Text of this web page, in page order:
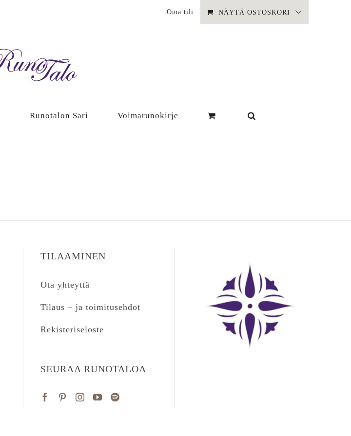
Oma tili NÄYTÄ OSTOSKORI
Runotalon Sari Voimarunokirje
TILAAMINEN
Ota yhteyttä
Tilaus – ja toimitusehdot
Rekisteriseloste
SEURAA RUNOTALOA